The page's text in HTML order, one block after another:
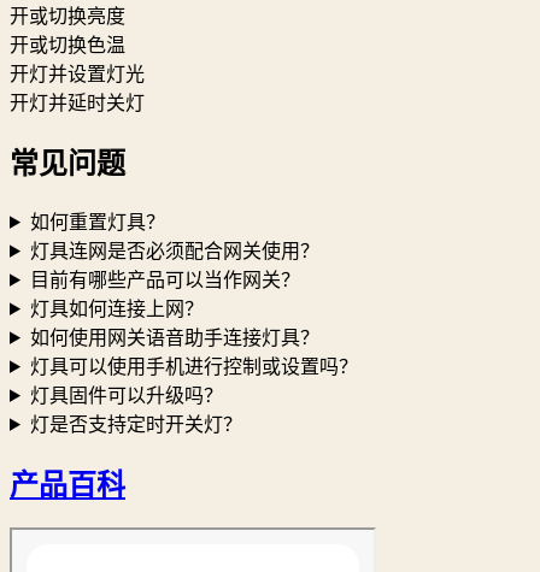
开或切换亮度
开或切换色温
开灯并设置灯光
开灯并延时关灯
常见问题
如何重置灯具？
灯具连网是否必须配合网关使用？
目前有哪些产品可以当作网关？
灯具如何连接上网？
如何使用网关语音助手连接灯具？
灯具可以使用手机进行控制或设置吗？
灯具固件可以升级吗？
灯是否支持定时开关灯？
产品百科